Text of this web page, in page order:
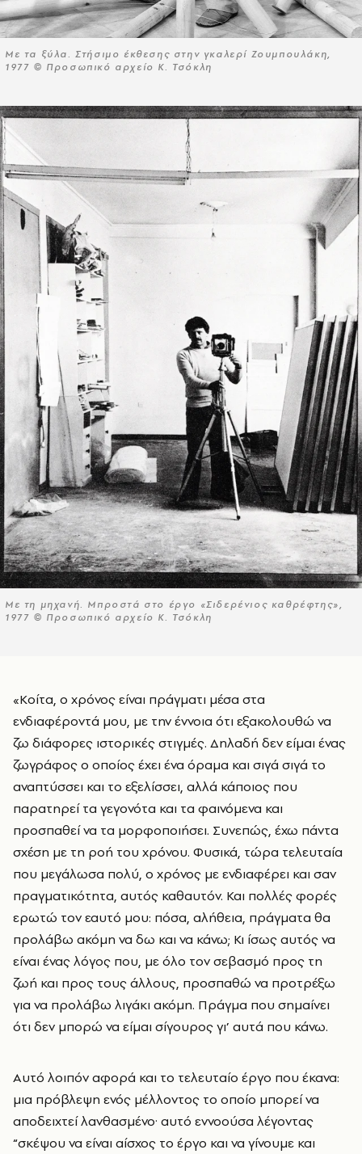
Με τα ξύλα. Στήσιμο έκθεσης στην γκαλερί Ζουμπουλάκη,
1977 © Προσωπικό αρχείο Κ. Τσόκλη
Με τη μηχανή. Μπροστά στο έργο «Σιδερένιος καθρέφτης»,
1977 © Προσωπικό αρχείο Κ. Τσόκλη
«Κοίτα, ο χρόνος είναι πράγματι μέσα στα
ενδιαφέροντά μου, με την έννοια ότι εξακολουθώ να
ζω διάφορες ιστορικές στιγμές. Δηλαδή δεν είμαι ένας
ζωγράφος ο οποίος έχει ένα όραμα και σιγά σιγά το
αναπτύσσει και το εξελίσσει, αλλά κάποιος που
παρατηρεί τα γεγονότα και τα φαινόμενα και
προσπαθεί να τα μορφοποιήσει. Συνεπώς, έχω πάντα
σχέση με τη ροή του χρόνου. Φυσικά, τώρα τελευταία
που μεγάλωσα πολύ, ο χρόνος με ενδιαφέρει και σαν
πραγματικότητα, αυτός καθαυτόν. Και πολλές φορές
ερωτώ τον εαυτό μου: πόσα, αλήθεια, πράγματα θα
προλάβω ακόμη να δω και να κάνω; Κι ίσως αυτός να
είναι ένας λόγος που, με όλο τον σεβασμό προς τη
ζωή και προς τους άλλους, προσπαθώ να προτρέξω
για να προλάβω λιγάκι ακόμη. Πράγμα που σημαίνει
ότι δεν μπορώ να είμαι σίγουρος γι’ αυτά που κάνω.
Αυτό λοιπόν αφορά και το τελευταίο έργο που έκανα:
μια πρόβλεψη ενός μέλλοντος το οποίο μπορεί να
αποδειχτεί λανθασμένο· αυτό εννοούσα λέγοντας
“σκέψου να είναι αίσχος το έργο και να γίνουμε και